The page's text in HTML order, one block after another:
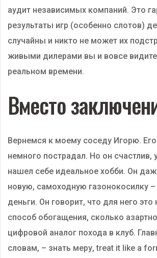
аудит независимых компаний. Это
результаты игр (особенно слотов)
случайны и никто не может их
живыми дилерами вы и вовсе
реальном времени.
Вместо
Вернемся к моему соседу Игорю. Его
немного пострадал. Но он счастлив,
нашел себе идеальное хобби. Он
новую, самоходную газонокосилку
деньги. Он говорит, что для него это
способ обогащения, сколько
цифровой аналог похода в клуб.
словам, – знать меру, treat it like a